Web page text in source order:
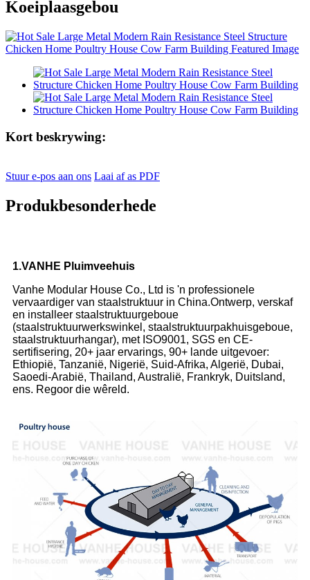
Koeiplaasgebou
Kort beskrywing:
Stuur e-pos aan ons Laai af as PDF
Produkbesonderhede
1.VANHE Pluimveehuis
Vanhe Modular House Co., Ltd is 'n professionele
vervaardiger van staalstruktuur in China.Ontwerp, verskaf
en installeer staalstruktuurgeboue
(staalstruktuurwerkswinkel, staalstruktuurpakhuisgeboue,
staalstruktuurhangar), met ISO9001, SGS en CE-
sertifisering, 20+ jaar ervarings, 90+ lande uitgevoer:
Ethiopië, Tanzanië, Nigerië, Suid-Afrika, Algerië, Dubai,
Saoedi-Arabië, Thailand, Australië, Frankryk, Duitsland,
ens. Regoor die wêreld.